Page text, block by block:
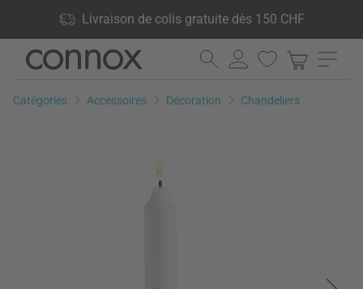
Livraison de colis gratuite dès 150 CHF
produits en stock, Droit de retour de 60 jours
Aller
contenu
Aller
la
Catégories Accessoires Décoration Chandeliers